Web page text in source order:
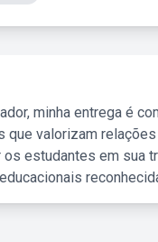
minha entrega é
que valorizam
os estudantes em sua